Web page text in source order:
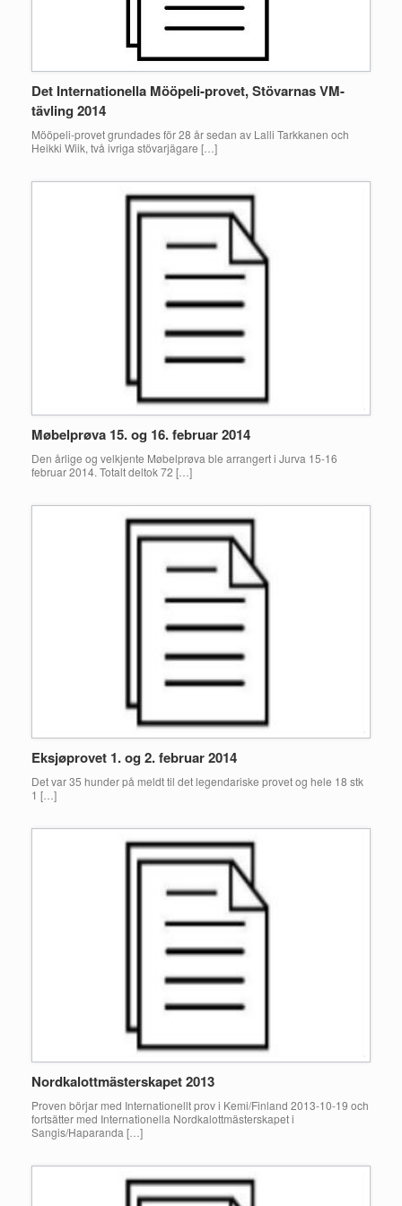
Det Internationella Mööpeli-provet, Stövarnas VM-
tävling 2014
Mööpeli-provet grundades för 28 år sedan av Lalli Tarkkanen och
Heikki Wiik, två ivriga stövarjägare […]
Møbelprøva 15. og 16. februar 2014
Den årlige og velkjente Møbelprøva ble arrangert i Jurva 15-16
februar 2014. Totalt deltok 72 […]
Eksjøprovet 1. og 2. februar 2014
Det var 35 hunder på meldt til det legendariske provet og hele 18 stk
1 […]
Nordkalottmästerskapet 2013
Proven börjar med Internationellt prov i Kemi/Finland 2013-10-19 och
fortsätter med Internationella Nordkalottmästerskapet i
Sangis/Haparanda […]